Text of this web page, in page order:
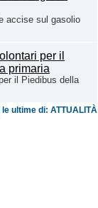
accise sul gasolio
il Piedibus della
le ultime di: ATTUALITÀ